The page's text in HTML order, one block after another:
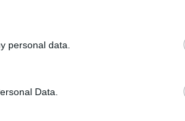
personal data.
Data.